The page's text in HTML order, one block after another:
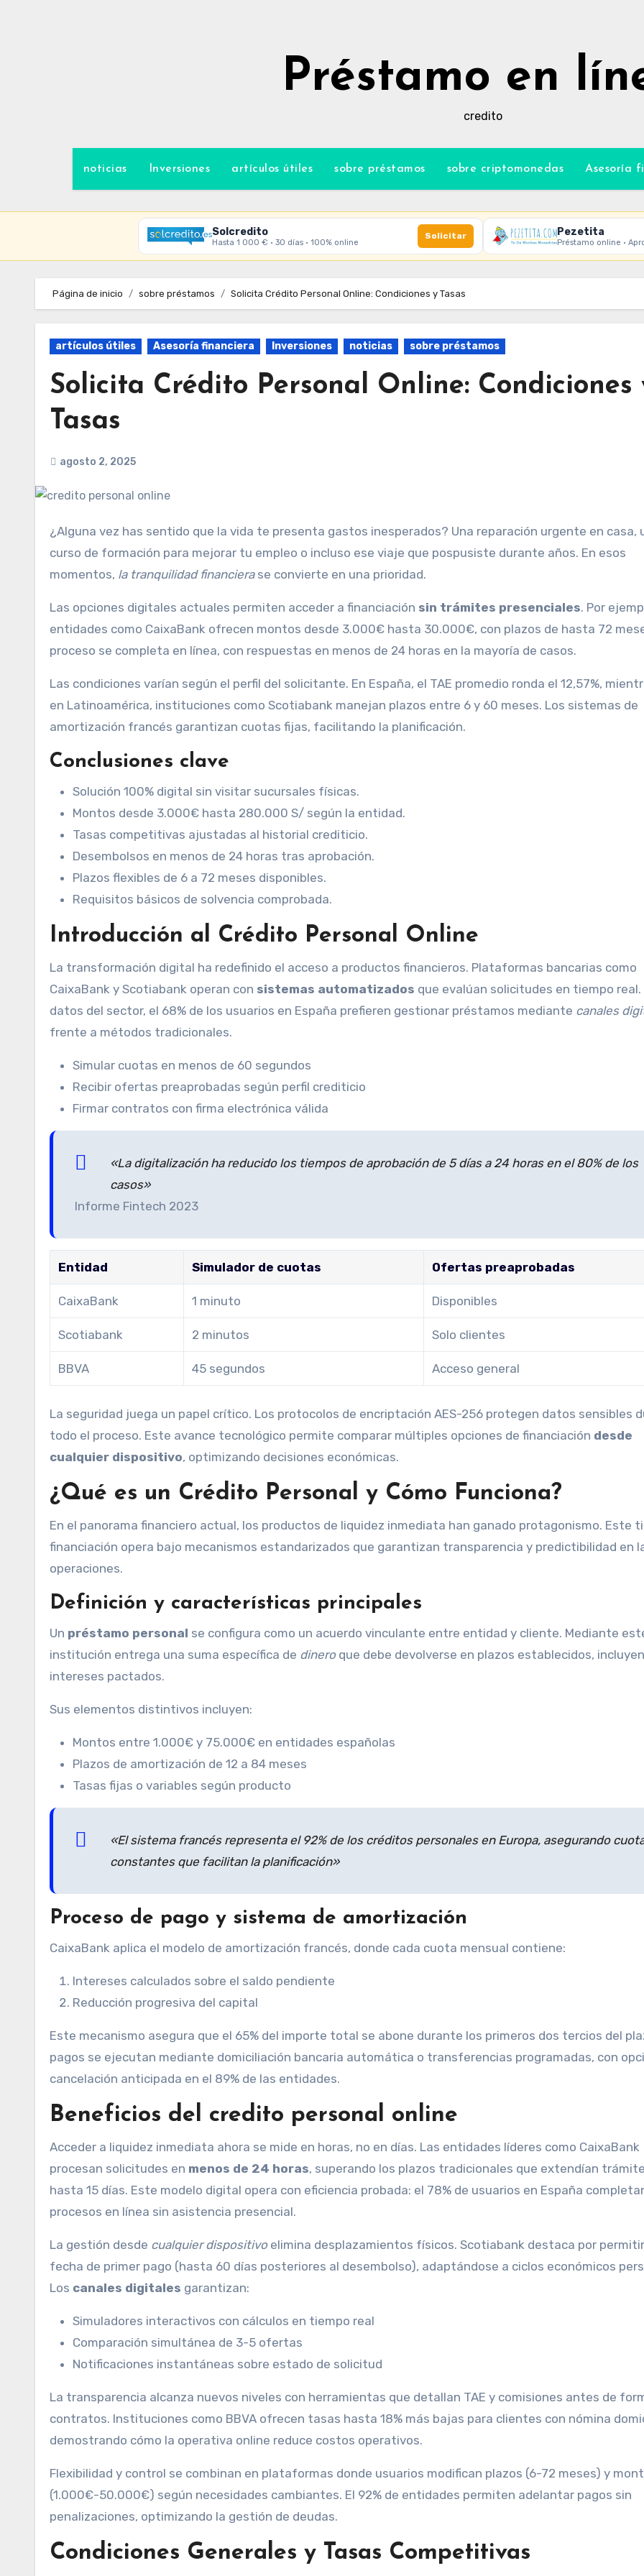
Préstamo en
credito
noticias Inversiones artículos útiles sobre préstamos sobre criptomonedas Asesoría
Solcredito
Hasta 1 000 € · 30 días · 100% online
Solicitar Pezetita
Préstamo online ·
Página de inicio sobre préstamos Solicita Crédito Personal Online: Condiciones y Tasas
artículos útiles Asesoría financiera Inversiones noticias sobre préstamos
Solicita Crédito Personal Online: Condiciones
Tasas
agosto 2, 2025
¿Alguna vez has sentido que la vida te presenta gastos inesperados? Una reparación urgente en casa, un
curso de formación para mejorar tu empleo o incluso ese viaje que pospusiste durante años. En esos
momentos, la tranquilidad financierase convierte en una prioridad.
Las opciones digitales actuales permiten acceder a financiación sin trámites presenciales. Por
entidades como CaixaBank ofrecen montos desde 3.000€ hasta 30.000€, con plazos de hasta 72
proceso se completa en línea, con respuestas en menos de 24 horas en la mayoría de casos.
Las condiciones varían según el perfil del solicitante. En España, el TAE promedio ronda el 12,57%,
en Latinoamérica, instituciones como Scotiabank manejan plazos entre 6 y 60 meses. Los sistemas de
amortización francés garantizan cuotas fijas, facilitando la planificación.
Conclusiones clave
Solución 100% digital sin visitar sucursales físicas.
Montos desde 3.000€ hasta 280.000 S/ según la entidad.
Tasas competitivas ajustadas al historial crediticio.
Desembolsos en menos de 24 horas tras aprobación.
Plazos flexibles de 6 a 72 meses disponibles.
Requisitos básicos de solvencia comprobada.
Introducción al Crédito Personal Online
La transformación digital ha redefinido el acceso a productos financieros. Plataformas bancarias como
CaixaBank y Scotiabank operan con sistemas automatizados que evalúan solicitudes en tiempo real.
datos del sector, el 68% de los usuarios en España prefieren gestionar préstamos mediante canales
frente a métodos tradicionales.
Simular cuotas en menos de 60 segundos
Recibir ofertas preaprobadas según perfil crediticio
Firmar contratos con firma electrónica válida
«La digitalización ha reducido los tiempos de aprobación de 5 días a 24 horas en el 80% de los
casos»
Informe Fintech 2023
Entidad Simulador de cuotas Ofertas preaprobadas
CaixaBank 1 minuto Disponibles
Scotiabank 2 minutos Solo clientes
BBVA 45 segundos Acceso general
La seguridad juega un papel crítico. Los protocolos de encriptación AES-256 protegen datos sensibles
todo el proceso. Este avance tecnológico permite comparar múltiples opciones de financiación desde
cualquier dispositivo, optimizando decisiones económicas.
¿Qué es un Crédito Personal y Cómo Funciona?
En el panorama financiero actual, los productos de liquidez inmediata han ganado protagonismo. Este
financiación opera bajo mecanismos estandarizados que garantizan transparencia y predictibilidad en
operaciones.
Definición y características principales
Un préstamo personal se configura como un acuerdo vinculante entre entidad y cliente. Mediante
institución entrega una suma específica de dineroque debe devolverse en plazos establecidos,
intereses pactados.
Sus elementos distintivos incluyen:
Montos entre 1.000€ y 75.000€ en entidades españolas
Plazos de amortización de 12 a 84 meses
Tasas fijas o variables según producto
«El sistema francés representa el 92% de los créditos personales en Europa, asegurando
constantes que facilitan la planificación»
Proceso de pago y sistema de amortización
CaixaBank aplica el modelo de amortización francés, donde cada cuota mensual contiene:
Intereses calculados sobre el saldo pendiente
Reducción progresiva del capital
Este mecanismo asegura que el 65% del importe total se abone durante los primeros dos tercios del
pagos se ejecutan mediante domiciliación bancaria automática o transferencias programadas, con
cancelación anticipada en el 89% de las entidades.
Beneficios del credito personal online
Acceder a liquidez inmediata ahora se mide en horas, no en días. Las entidades líderes como CaixaBank
procesan solicitudes en menos de 24 horas, superando los plazos tradicionales que extendían
hasta 15 días. Este modelo digital opera con eficiencia probada: el 78% de usuarios en España
procesos en línea sin asistencia presencial.
La gestión desde cualquier dispositivoelimina desplazamientos físicos. Scotiabank destaca por
fecha de primer pago (hasta 60 días posteriores al desembolso), adaptándose a ciclos económicos
Los canales digitales garantizan:
Simuladores interactivos con cálculos en tiempo real
Comparación simultánea de 3-5 ofertas
Notificaciones instantáneas sobre estado de solicitud
La transparencia alcanza nuevos niveles con herramientas que detallan TAE y comisiones antes de
contratos. Instituciones como BBVA ofrecen tasas hasta 18% más bajas para clientes con nómina
demostrando cómo la operativa online reduce costos operativos.
Flexibilidad y control se combinan en plataformas donde usuarios modifican plazos (6-72 meses) y
(1.000€-50.000€) según necesidades cambiantes. El 92% de entidades permiten adelantar pagos sin
penalizaciones, optimizando la gestión de deudas.
Condiciones Generales y Tasas Competitivas